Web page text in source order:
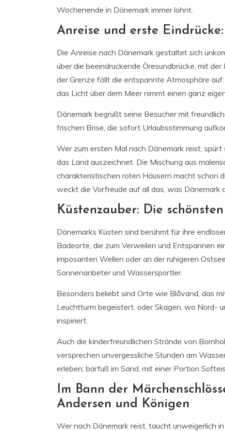
Wochenende in Dänemark immer lohnt.
Anreise und erste
Die Anreise nach Dänemark gestaltet sich
über die beeindruckende Öresundbrücke, mit
der Grenze fällt die entspannte Atmosphäre
das Licht über dem Meer nimmt einen ganz
Dänemark begrüßt seine Besucher mit
frischen Brise, die sofort Urlaubsstimmung
Wer zum ersten Mal nach Dänemark reist,
das Land auszeichnet. Die Mischung aus
charakteristischen roten Häusern macht schon
weckt die Vorfreude auf all das, was Dänemark
Küstenzauber: Die
Dänemarks Küsten sind berühmt für ihre
Badeorte, die zum Verweilen und Entspannen
imposanten Wellen oder an der ruhigeren
Sonnenanbeter und Wassersportler.
Besonders beliebt sind Orte wie Blåvand, das
Leuchtturm begeistert, oder Skagen, wo Nord-
inspiriert.
Auch die kinderfreundlichen Strände von
versprechen unvergessliche Stunden am
erleben: barfuß im Sand, mit einer Portion
Im Bann der
Andersen und Königen
Wer nach Dänemark reist, taucht unweigerlich